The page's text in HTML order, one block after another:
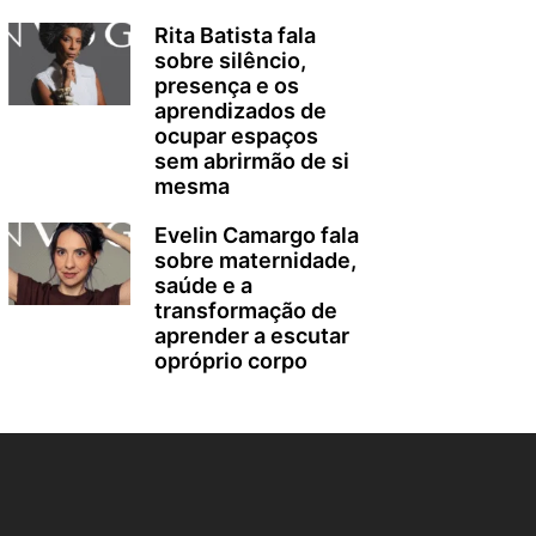
Rita Batista fala
sobre silêncio,
presença e os
aprendizados de
ocupar espaços
sem abrirmão de si
mesma
Evelin Camargo fala
sobre maternidade,
saúde e a
transformação de
aprender a escutar
opróprio corpo